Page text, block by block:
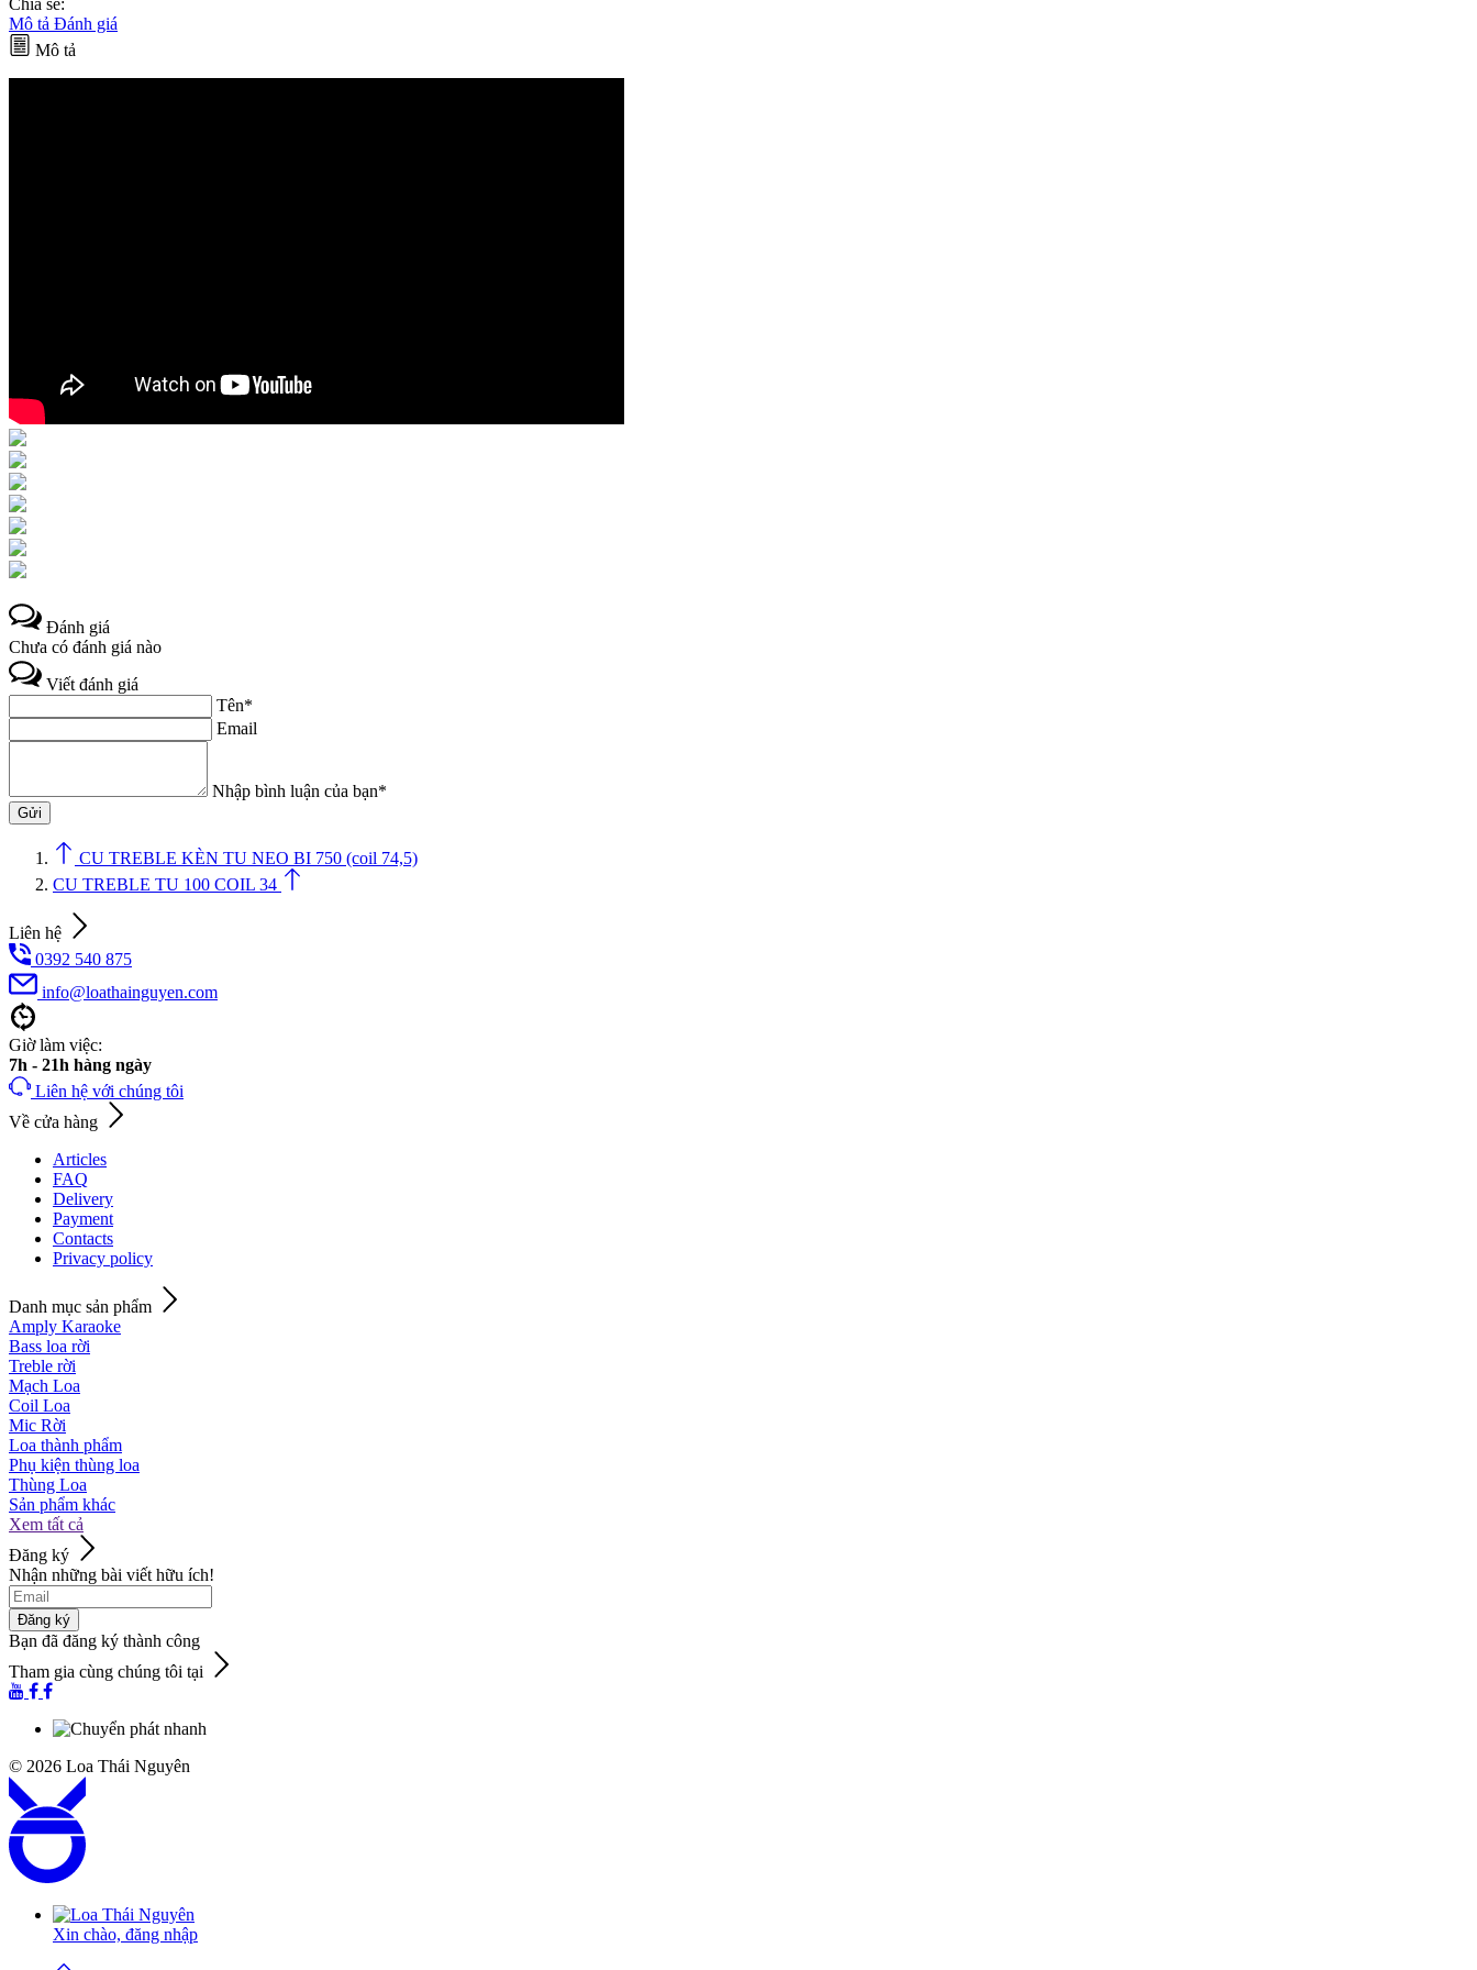
Mô tả Đánh giá
Mô tả
Đánh giá
Chưa có đánh giá nào
Viết đánh giá
Tên*
Email
Nhập bình luận của bạn*
CU TREBLE KÈN TU NEO BI 750 (coil 74,5)
CU TREBLE TU 100 COIL 34
Liên hệ
0392 540 875
info@loathainguyen.com
Giờ làm việc:
7h - 21h hàng ngày
Liên hệ với chúng tôi
Về cửa hàng
Articles
FAQ
Delivery
Payment
Contacts
Privacy policy
Danh mục sản phẩm
Amply Karaoke
Bass loa rời
Treble rời
Mạch Loa
Coil Loa
Mic Rời
Loa thành phẩm
Phụ kiện thùng loa
Thùng Loa
Sản phẩm khác
Xem tất cả
Đăng ký
Nhận những bài viết hữu ích!
Đăng ký
Bạn đã đăng ký thành công
Tham gia cùng chúng tôi tại
© 2026 Loa Thái Nguyên
Xin chào, đăng nhập